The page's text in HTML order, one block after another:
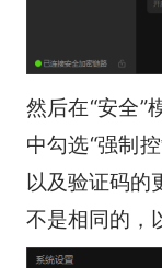
然后在“安全”
中勾选“强制
以及验证码的
不是相同的，